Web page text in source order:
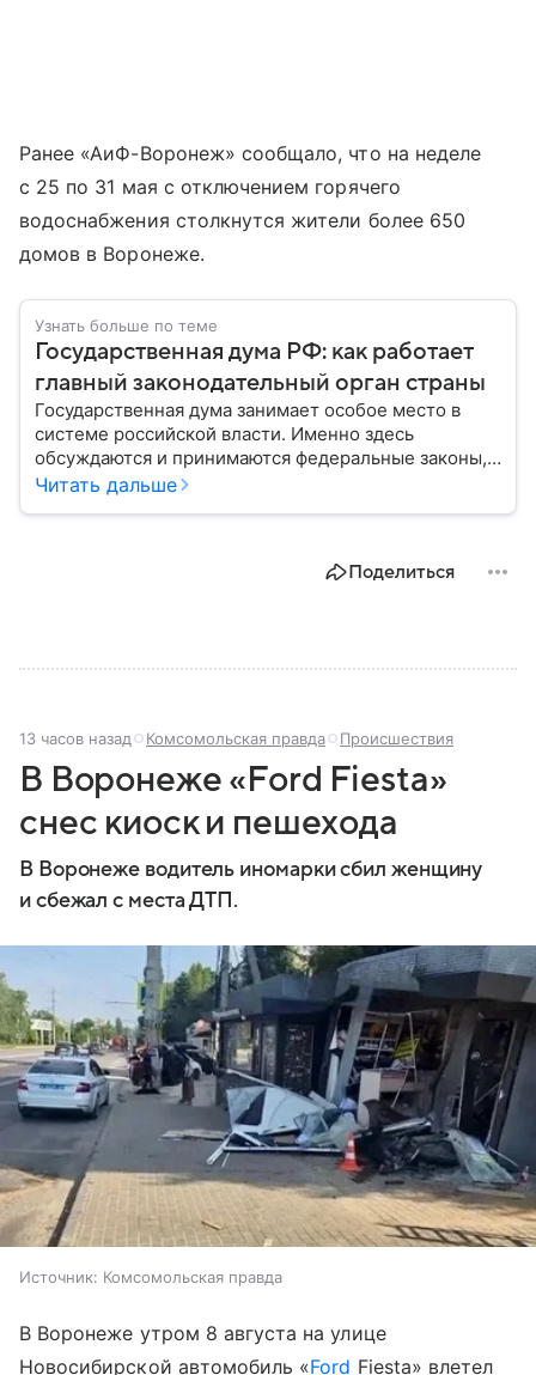
Ранее «АиФ-Воронеж» сообщало, что на неделе
с 25 по 31 мая с отключением горячего
водоснабжения столкнутся жители более 650
домов в Воронеже.
Узнать больше по теме
Государственная дума РФ: как работает
главный законодательный орган страны
Государственная дума занимает особое место в
системе российской власти. Именно здесь
обсуждаются и принимаются федеральные законы,
определяющие развитие государства, экономики и
Разбираемся, как устроена Госдума, какие
Читать дальше
Поделиться
13 часов назад Комсомольская правда Происшествия
В Воронеже «Ford Fiesta»
снес киоск и пешехода
В Воронеже водитель иномарки сбил женщину
и сбежал с места ДТП.
Источник: Комсомольская правда
В Воронеже утром 8 августа на улице
Новосибирской автомобиль «Ford Fiesta» влетел